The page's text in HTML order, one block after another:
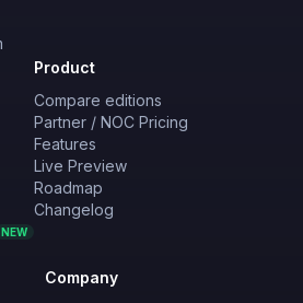
NEW
Product
Compare editions
Partner / NOC Pricing
Features
Live Preview
Roadmap
Changelog
Company